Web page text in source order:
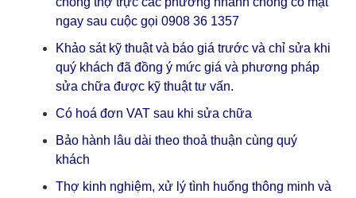
ngay sau cuộc gọi 0908 36 1357
Khảo sát kỹ thuật và báo giá trước và chỉ sửa khi
quý khách đã đồng ý mức giá và phương pháp
sửa chữa được kỹ thuật tư vấn.
Có hoá đơn VAT sau khi sửa chữa
Bảo hành lâu dài theo thoả thuận cùng quý
khách
Thợ kinh nghiệm, xử lý tình huống thông minh và